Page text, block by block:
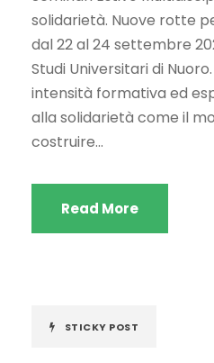
solidarietà. Nuove rotte
dal 22 al 24 settembre
Studi Universitari di
intensità formativa ed
alla solidarietà come il
costruire...
Read More
STICKY POST